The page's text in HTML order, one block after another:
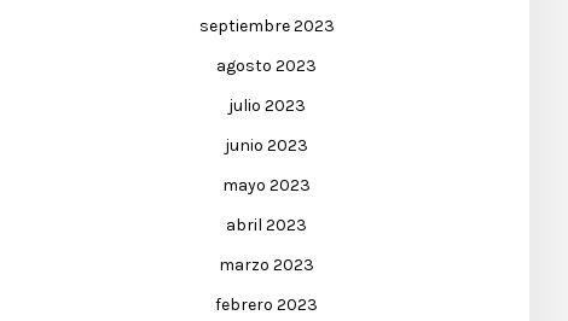
septiembre 2023
agosto 2023
julio 2023
junio 2023
mayo 2023
abril 2023
marzo 2023
febrero 2023